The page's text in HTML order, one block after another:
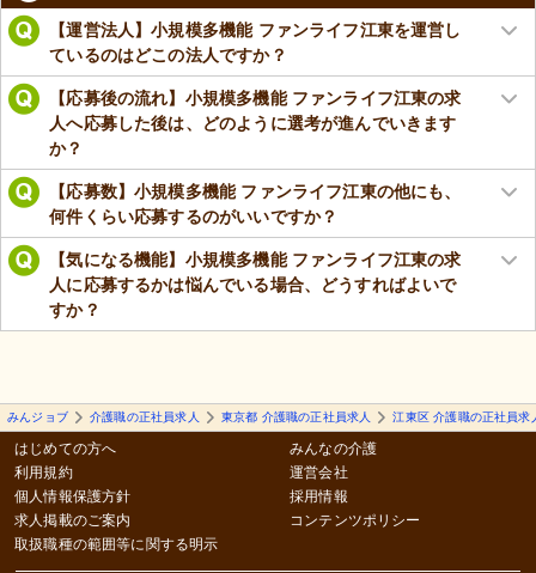
【運営法人】小規模多機能 ファンライフ江東を運営し
ているのはどこの法人ですか？
【応募後の流れ】小規模多機能 ファンライフ江東の求
人へ応募した後は、どのように選考が進んでいきます
か？
【応募数】小規模多機能 ファンライフ江東の他にも、
何件くらい応募するのがいいですか？
【気になる機能】小規模多機能 ファンライフ江東の求
人に応募するかは悩んでいる場合、どうすればよいで
すか？
みんジョブ 介護職の正社員求人 東京都 介護職の正社員求人 江東区 介護職の正社員求
はじめての方へ
利用規約
個人情報保護方針
求人掲載のご案内
取扱職種の範囲等に関する明示
みんなの介護
運営会社
採用情報
コンテンツポリシー